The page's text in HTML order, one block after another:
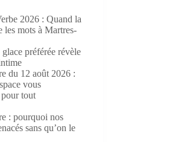
2026 : Quand la
les mots à Martres-
préférée révèle
du 12 août 2026 :
vous
tout
: pourquoi nos
sans qu’on le